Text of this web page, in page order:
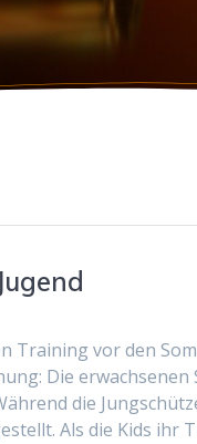
Training vor den
Die
die
Als die Kids ihr